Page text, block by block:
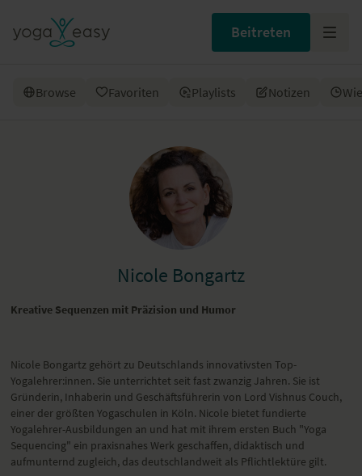
Beitreten
Browse Favoriten Playlists Notizen
Nicole Bongartz
Kreative Sequenzen mit Präzision und Humor
Nicole Bongartz gehört zu Deutschlands innovativsten Top-
Yogalehrer:innen. Sie unterrichtet seit fast zwanzig Jahren. Sie ist
Gründerin, Inhaberin und Geschäftsführerin von Lord Vishnus Couch,
einer der größten Yogaschulen in Köln. Nicole bietet fundierte
Yogalehrer-Ausbildungen an und hat mit ihrem ersten Buch "Yoga
Sequencing" ein praxisnahes Werk geschaffen, didaktisch und
aufmunternd zugleich, das deutschlandweit als Pflichtlektüre gilt.